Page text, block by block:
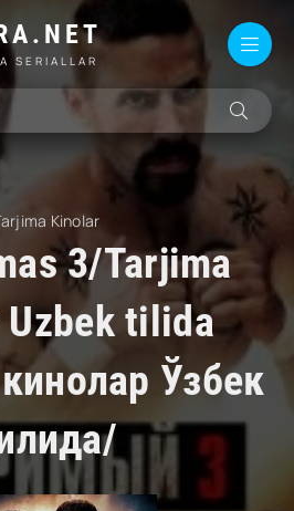
SERIALLAR
Kinolar
3/Tarjima
tilida
Ўзбек